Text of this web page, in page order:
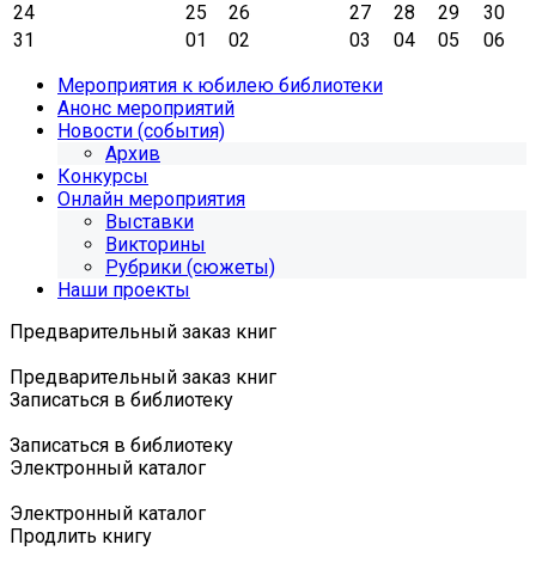
24
25 26 27 28 29
30
31
01 02 03 04 05
06
Мероприятия к юбилею библиотеки
Анонс мероприятий
Новости (события)
Архив
Конкурсы
Онлайн мероприятия
Выставки
Викторины
Рубрики (сюжеты)
Наши проекты
Предварительный заказ книг
Предварительный заказ книг
Записаться в библиотеку
Записаться в библиотеку
Электронный каталог
Электронный каталог
Продлить книгу